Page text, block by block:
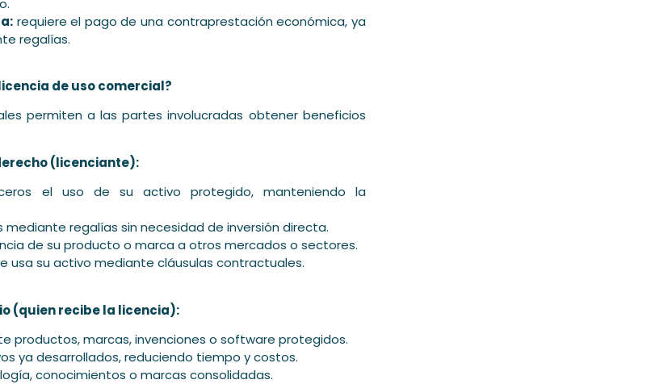
requiere el pago de una contraprestación económica, ya
regalías.
de uso comercial?
permiten a las partes involucradas obtener beneficios
(licenciante):
el uso de su activo protegido, manteniendo la
mediante regalías sin necesidad de inversión directa.
de su producto o marca a otros mercados o sectores.
usa su activo mediante cláusulas contractuales.
(quien recibe la licencia):
productos, marcas, invenciones o software protegidos.
ya desarrollados, reduciendo tiempo y costos.
conocimientos o marcas consolidadas.